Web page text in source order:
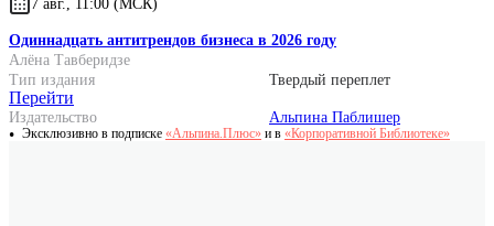
Тип издания Твердый переплет
Издательство Альпина Паблишер
7 авг., 11:00 (МСК)
Одиннадцать антитрендов бизнеса в 2026 году
Алёна Тавберидзе
Перейти
Эксклюзивно в подписке «Альпина.Плюс» и в «Корпоративной Библиотеке»